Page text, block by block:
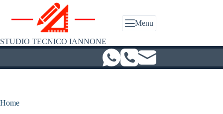
contenuto
STUDIO TECNICO IANNONE
Menu
Home